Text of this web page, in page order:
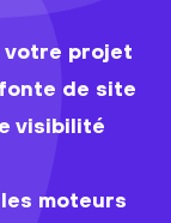
votre projet
de site
visibilité
moteurs